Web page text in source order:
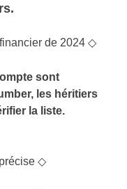
de 2024 ◇
sont
les héritiers
la liste.
◇